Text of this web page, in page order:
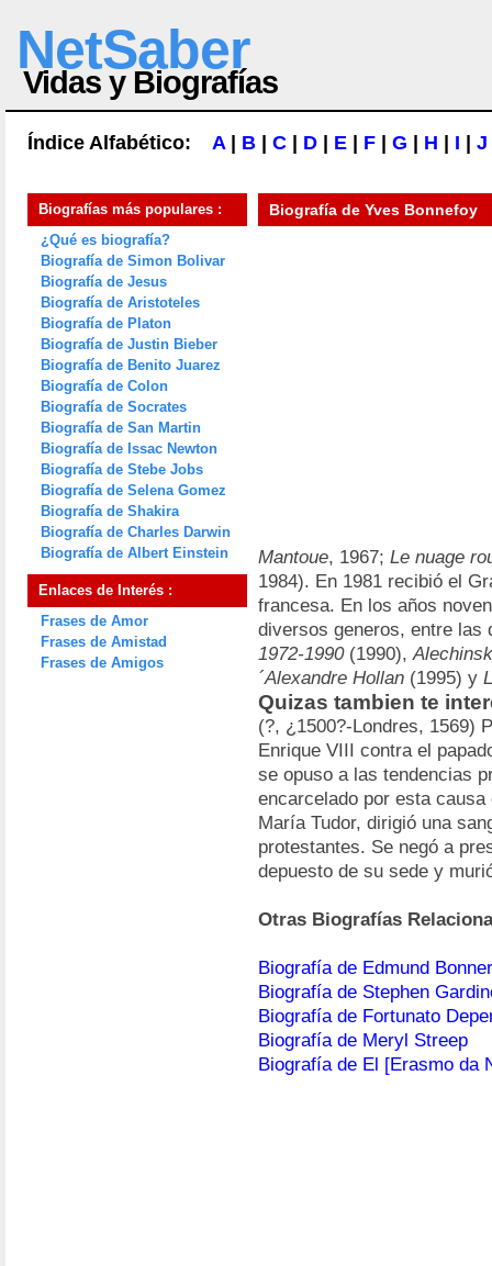
NetSaber
Vidas y Biografías
Índice Alfabético: A| B C D E F G H I J
Biografías más populares :
¿Qué es biografía?
Biografía de Simon Bolivar
Biografía de Jesus
Biografía de Aristoteles
Biografía de Platon
Biografía de Justin Bieber
Biografía de Benito Juarez
Biografía de Colon
Biografía de Socrates
Biografía de San Martin
Biografía de Issac Newton
Biografía de Stebe Jobs
Biografía de Selena Gomez
Biografía de Shakira
Biografía de Charles Darwin
Biografía de Albert Einstein
Enlaces de Interés :
Frases de Amor
Frases de Amistad
Frases de Amigos
Biografía de Yves Bonnefoy
Mantoue, 1967; Le nuage
1984). En 1981 recibió el
francesa. En los años
diversos generos, entre las
1972-1990(1990),
´Alexandre Hollan (1995) y
Quizas tambien te
(?, ¿1500?-Londres, 1569)
Enrique VIII contra el
se opuso a las tendencias
encarcelado por esta
María Tudor, dirigió una
protestantes. Se negó a
depuesto de su sede y
Otras Biografías
Biografía de Edmund Bonner
Biografía de Stephen
Biografía de Fortunato
Biografía de Meryl Streep
Biografía de El [Erasmo da